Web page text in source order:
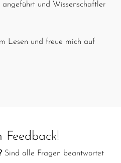
und Wissenschaftler
Lesen und freue mich auf
Feedback!
Sind alle Fragen beantwortet